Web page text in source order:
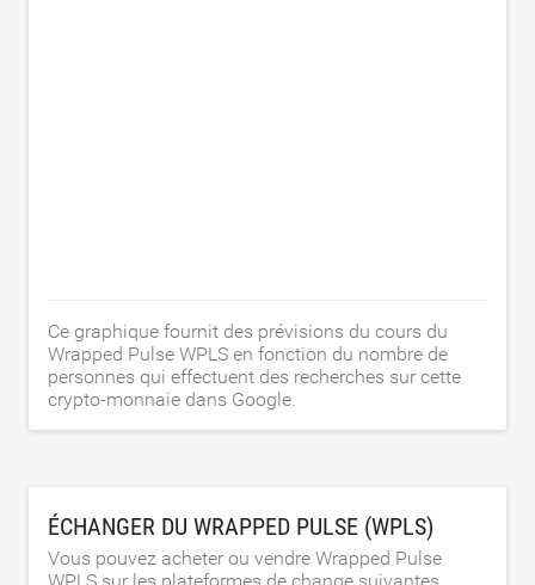
Ce graphique fournit des prévisions du cours du
Wrapped Pulse WPLS en fonction du nombre de
personnes qui effectuent des recherches sur cette
crypto-monnaie dans Google.
ÉCHANGER DU WRAPPED PULSE (WPLS)
Vous pouvez acheter ou vendre Wrapped Pulse